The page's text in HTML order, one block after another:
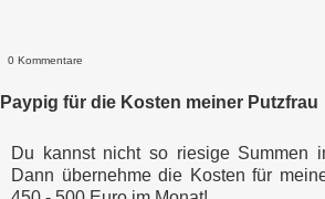
0 Kommentare
Paypig für die Kosten meiner Putzfrau
Du kannst nicht so riesige Summen
Dann übernehme die Kosten für